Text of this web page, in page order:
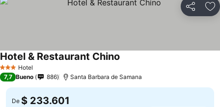
Compartir
3 Estrellas
Hotel
Hotel & Restaurant Chino
7,7 Bueno 886 Santa Barbara de Samana
De $ 233.601